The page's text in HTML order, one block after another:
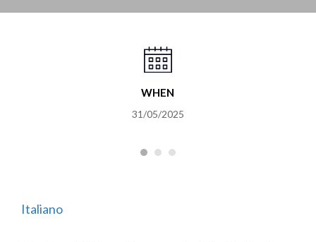
WHEN
31/05/2025
Italiano